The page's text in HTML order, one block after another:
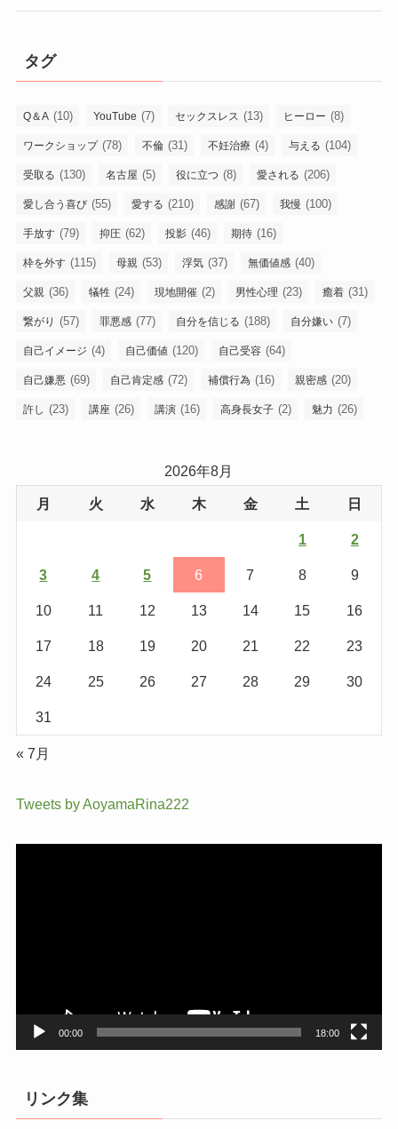
タグ
Q＆A (10) YouTube (7) セックスレス (13) ヒーロー (8)
ワークショップ(78) 不倫 (31) 不妊治療 (4) 与える (104)
受取る (130) 名古屋 (5) 役に立つ (8) 愛される (206)
愛し合う喜び (55) 愛する (210) 感謝 (67) 我慢 (100)
手放す (79) 抑圧 (62) 投影 (46) 期待 (16)
枠を外す (115) 母親 (53) 浮気 (37) 無価値感 (40)
父親 (36) 犠牲 (24) 現地開催 (2) 男性心理 (23) 癒着 (31)
繋がり (57) 罪悪感 (77) 自分を信じる (188) 自分嫌い (7)
自己イメージ (4) 自己価値 (120) 自己受容 (64)
自己嫌悪 (69) 自己肯定感 (72) 補償行為 (16) 親密感 (20)
許し (23) 講座 (26) 講演 (16) 高身長女子 (2) 魅力 (26)
2026年8月
月 火 水 木 金 土 日
1 2
3 4 5 6 7 8 9
10 11 12 13 14 15 16
17 18 19 20 21 22 23
24 25 26 27 28 29 30
31
« 7月
Tweets by AoyamaRina222
00:00 18:00
リンク集